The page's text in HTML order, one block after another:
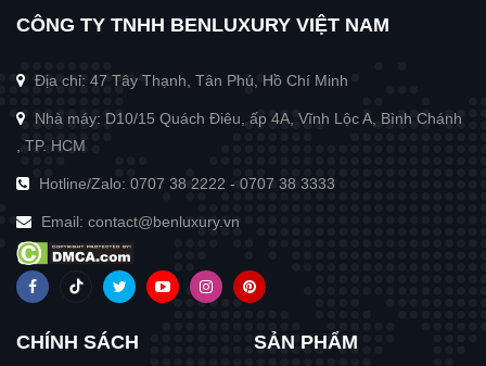
CÔNG TY TNHH BENLUXURY VIỆT NAM
Địa chỉ: 47 Tây Thạnh, Tân Phú, Hồ Chí Minh
Nhà máy: D10/15 Quách Điêu, ấp 4A, Vĩnh Lộc A, Bình Chánh
, TP. HCM
Hotline/Zalo: 0707 38 2222 - 0707 38 3333
Email: contact@benluxury.vn
CHÍNH SÁCH SẢN PHẨM